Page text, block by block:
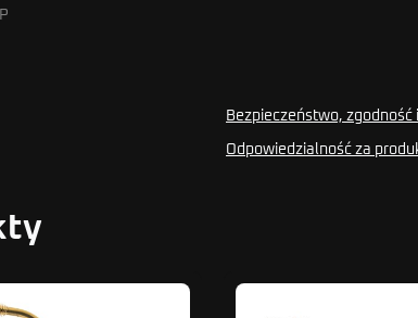
Bezpieczeństwo, zgodność
Odpowiedzialność za